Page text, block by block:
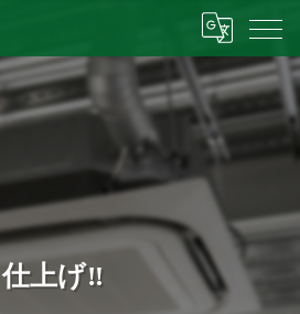
仕上げ‼︎